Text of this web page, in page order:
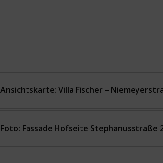
Ansichtskarte: Villa Fischer –
Foto: Fassade Hofseite Stephanusstraße